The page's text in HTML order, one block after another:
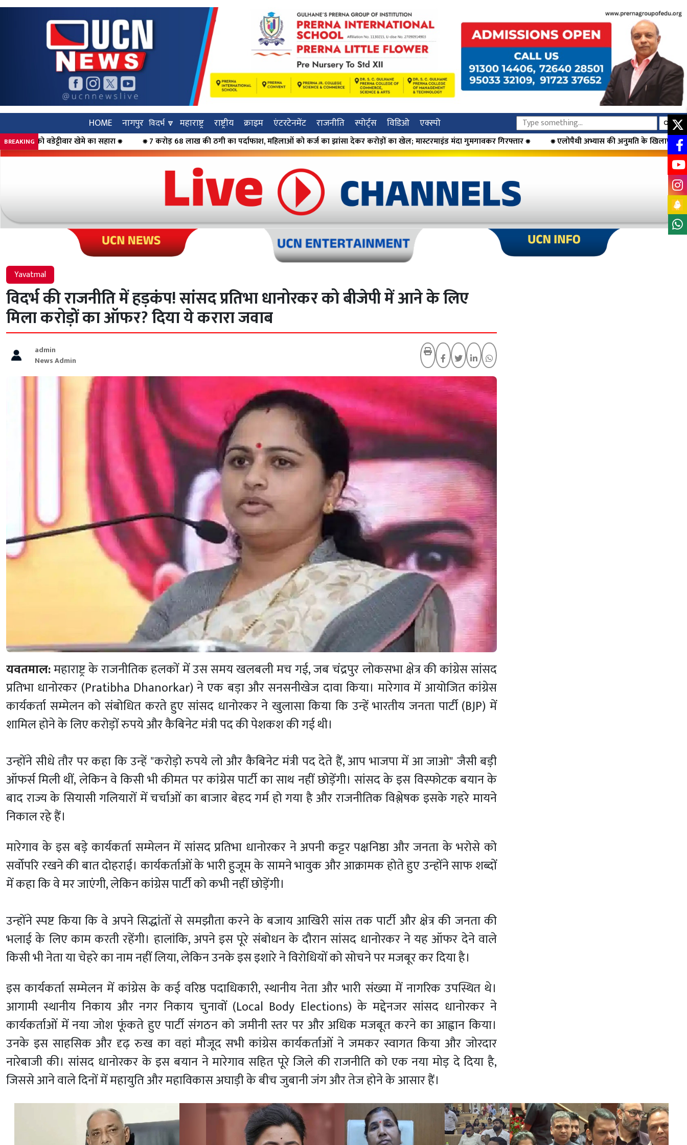
HOME नागपुर विदर्भ 🔽 महाराष्ट्र राष्ट्रीय क्राइम एंटरटेनमेंट राजनीति स्पोर्ट्स विडिओ एक्स्पो
BREAKING
⁕ ⁕ 7 करोड़ 68 लाख की ठगी का पर्दाफाश, महिलाओं को कर्ज का झांसा देकर करोड़ों का खेल; मास्टरमाइंड मंदा गुमगावकर गिरफ्तार ⁕ ⁕ एलोपैथी अभ्यास की अनुमति के खिलाफ डॉक्टरों का आंदोलन, मुख्यमंत्री
Click to visit UCN News Click to visit UCN Info
Yavatmal
विदर्भ की राजनीति में हड़कंप! सांसद प्रतिभा धानोरकर को बीजेपी में आने के लिए
मिला करोड़ों का ऑफर? दिया ये करारा जवाब
admin
News Admin
यवतमाल:महाराष्ट्र के राजनीतिक हलकों में उस समय खलबली मच गई, जब चंद्रपुर लोकसभा क्षेत्र की कांग्रेस सांसद
प्रतिभा धानोरकर (Pratibha Dhanorkar) ने एक बड़ा और सनसनीखेज दावा किया। मारेगाव में आयोजित कांग्रेस
कार्यकर्ता सम्मेलन को संबोधित करते हुए सांसद धानोरकर ने खुलासा किया कि उन्हें भारतीय जनता पार्टी (BJP) में
शामिल होने के लिए करोड़ों रुपये और कैबिनेट मंत्री पद की पेशकश की गई थी।
उन्होंने सीधे तौर पर कहा कि उन्हें "करोड़ो रुपये लो और कैबिनेट मंत्री पद देते हैं, आप भाजपा में आ जाओ" जैसी बड़ी
ऑफर्स मिली थीं, लेकिन वे किसी भी कीमत पर कांग्रेस पार्टी का साथ नहीं छोड़ेंगी। सांसद के इस विस्फोटक बयान के
बाद राज्य के सियासी गलियारों में चर्चाओं का बाजार बेहद गर्म हो गया है और राजनीतिक विश्लेषक इसके गहरे मायने
निकाल रहे हैं।
मारेगाव के इस बड़े कार्यकर्ता सम्मेलन में सांसद प्रतिभा धानोरकर ने अपनी कट्टर पक्षनिष्ठा और जनता के भरोसे को
सर्वोपरि रखने की बात दोहराई। कार्यकर्ताओं के भारी हुजूम के सामने भावुक और आक्रामक होते हुए उन्होंने साफ शब्दों
में कहा कि वे मर जाएंगी, लेकिन कांग्रेस पार्टी को कभी नहीं छोड़ेंगी।
उन्होंने स्पष्ट किया कि वे अपने सिद्धांतों से समझौता करने के बजाय आखिरी सांस तक पार्टी और क्षेत्र की जनता की
भलाई के लिए काम करती रहेंगी। हालांकि, अपने इस पूरे संबोधन के दौरान सांसद धानोरकर ने यह ऑफर देने वाले
किसी भी नेता या चेहरे का नाम नहीं लिया, लेकिन उनके इस इशारे ने विरोधियों को सोचने पर मजबूर कर दिया है।
इस कार्यकर्ता सम्मेलन में कांग्रेस के कई वरिष्ठ पदाधिकारी, स्थानीय नेता और भारी संख्या में नागरिक उपस्थित थे।
आगामी स्थानीय निकाय और नगर निकाय चुनावों (Local Body Elections) के मद्देनजर सांसद धानोरकर ने
कार्यकर्ताओं में नया जोश फूंकते हुए पार्टी संगठन को जमीनी स्तर पर और अधिक मजबूत करने का आह्वान किया।
उनके इस साहसिक और दृढ़ रुख का वहां मौजूद सभी कांग्रेस कार्यकर्ताओं ने जमकर स्वागत किया और जोरदार
नारेबाजी की। सांसद धानोरकर के इस बयान ने मारेगाव सहित पूरे जिले की राजनीति को एक नया मोड़ दे दिया है,
जिससे आने वाले दिनों में महायुति और महाविकास अघाड़ी के बीच जुबानी जंग और तेज होने के आसार हैं।